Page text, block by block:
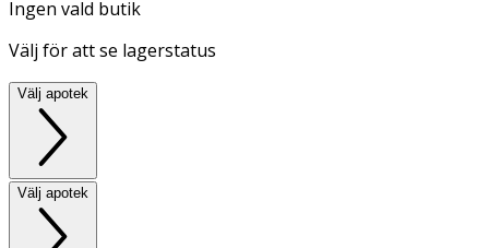
Ingen vald butik
Välj för att se lagerstatus
Välj apotek
Välj apotek